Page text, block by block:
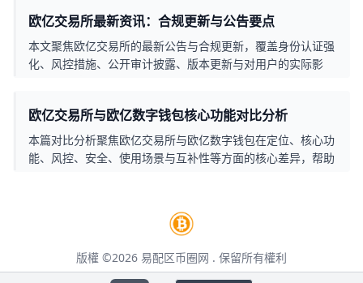
笔 USDT，并掌握基础风控要点，轻松迈出加密交易第一步。
欧亿交易所最新资讯：合规更新与公告要点
本文聚焦欧亿交易所的最新公告与合规更新，覆盖身份认证强
化、风控措施、公开审计披露、版本更新与对用户的实际影
欧亿交易所与欧亿数字钱包核心功能对比分析
本篇对比分析聚焦欧亿交易所与欧亿数字钱包在定位、核心功
能、风控、安全、使用场景与互补性等方面的核心差异，帮助
版權 ©2026 易配区币圈网 . 保留所有權利
本页面包含第三方合作推广链接，点击后将跳转至第三方网站，请仔细阅读其用户